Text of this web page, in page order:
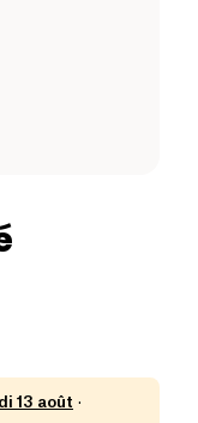
13 août ·